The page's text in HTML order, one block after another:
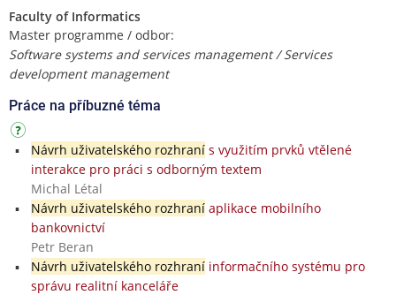
Faculty of Informatics
Master programme / odbor:
Software systems and services management / Services
development management
Práce na příbuzné téma
Návrh uživatelského rozhranís využitím prvků vtělené
interakce pro práci s odborným textem
Michal Létal
Návrh uživatelského rozhraníaplikace mobilního
bankovnictví
Petr Beran
Návrh uživatelského rozhraníinformačního systému pro
správu realitní kanceláře